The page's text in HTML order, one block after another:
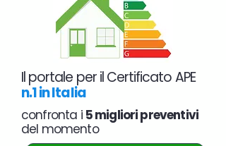
Il portale per il Certificato APE
n.1 in Italia
confronta i 5 migliori preventivi
del momento